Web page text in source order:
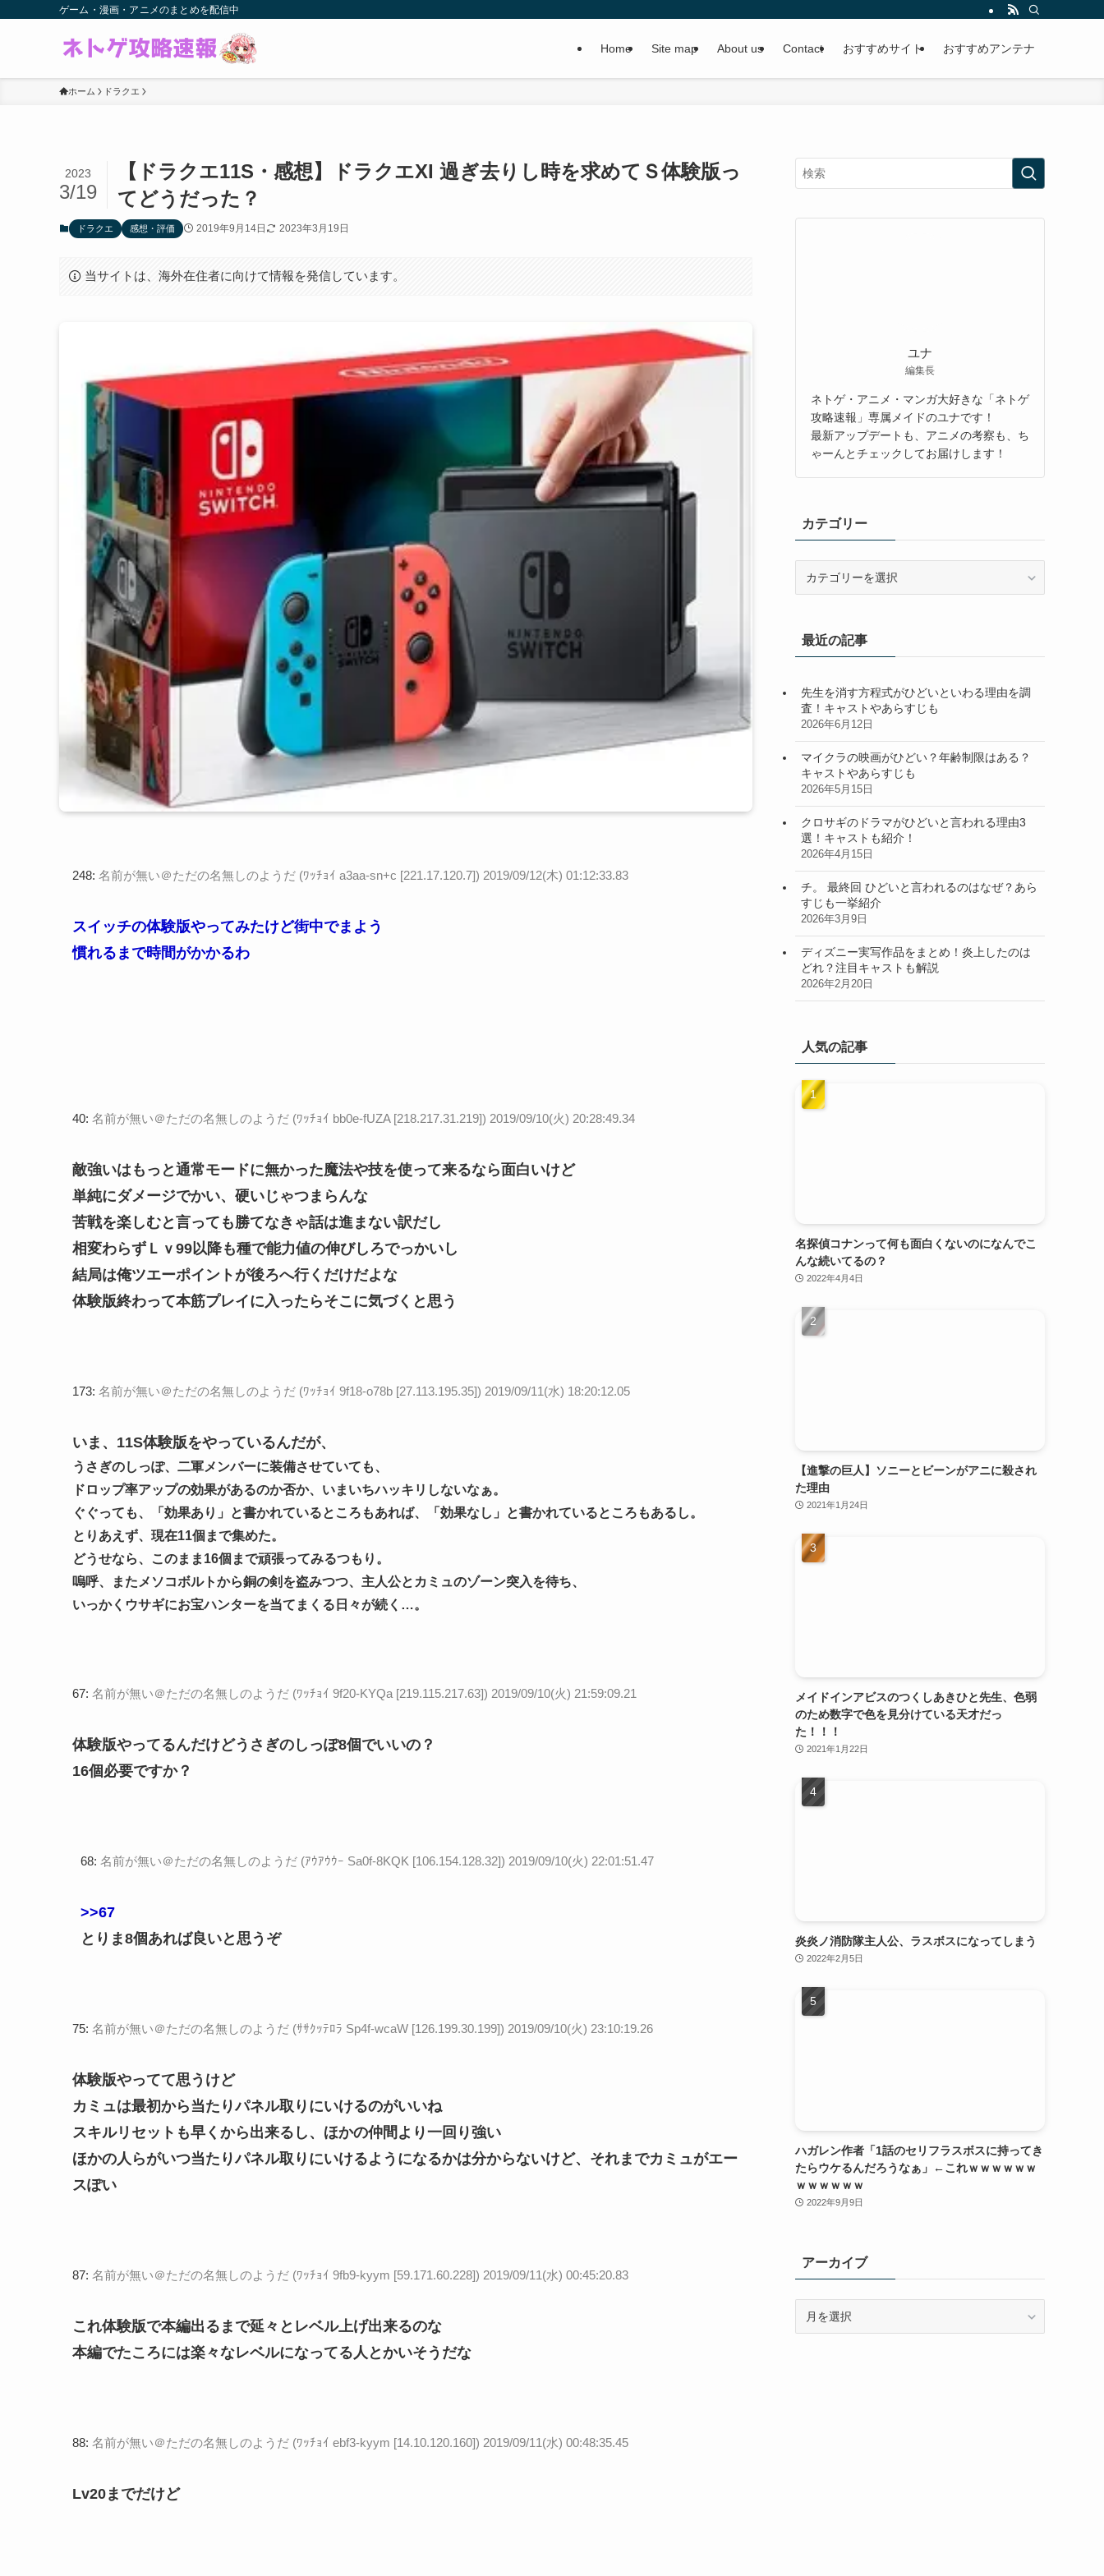
ゲーム・漫画・アニメのまとめを配信中
Home Site map About us Contact おすすめサイト おすすめアンテナ
ホーム ドラクエ
【ドラクエ11S・感想】ドラクエXI 過ぎ去りし時を求めてＳ体験版っ
てどうだった？
2023
3/19
ドラクエ 感想・評価 2019年9月14日 2023年3月19日
当サイトは、海外在住者に向けて情報を発信しています。
248: 名前が無い＠ただの名無しのようだ (ﾜｯﾁｮｲ a3aa-sn+c [221.17.120.7]) 2019/09/12(木) 01:12:33.83
スイッチの体験版やってみたけど街中でまよう
慣れるまで時間がかかるわ
40: 名前が無い＠ただの名無しのようだ (ﾜｯﾁｮｲ bb0e-fUZA [218.217.31.219]) 2019/09/10(火) 20:28:49.34
敵強いはもっと通常モードに無かった魔法や技を使って来るなら面白いけど
単純にダメージでかい、硬いじゃつまらんな
苦戦を楽しむと言っても勝てなきゃ話は進まない訳だし
相変わらずＬｖ99以降も種で能力値の伸びしろでっかいし
結局は俺ツエーポイントが後ろへ行くだけだよな
体験版終わって本筋プレイに入ったらそこに気づくと思う
173: 名前が無い＠ただの名無しのようだ (ﾜｯﾁｮｲ 9f18-o78b [27.113.195.35]) 2019/09/11(水) 18:20:12.05
いま、11S体験版をやっているんだが、
うさぎのしっぽ、二軍メンバーに装備させていても、
ドロップ率アップの効果があるのか否か、いまいちハッキリしないなぁ。
ぐぐっても、「効果あり」と書かれているところもあれば、「効果なし」と書かれているところもあるし。
とりあえず、現在11個まで集めた。
どうせなら、このまま16個まで頑張ってみるつもり。
嗚呼、またメソコボルトから銅の剣を盗みつつ、主人公とカミュのゾーン突入を待ち、
いっかくウサギにお宝ハンターを当てまくる日々が続く…。
67: 名前が無い＠ただの名無しのようだ (ﾜｯﾁｮｲ 9f20-KYQa [219.115.217.63]) 2019/09/10(火) 21:59:09.21
体験版やってるんだけどうさぎのしっぽ8個でいいの？
16個必要ですか？
68: 名前が無い＠ただの名無しのようだ (ｱｳｱｳｳｰ Sa0f-8KQK [106.154.128.32]) 2019/09/10(火) 22:01:51.47
>>67
とりま8個あれば良いと思うぞ
75: 名前が無い＠ただの名無しのようだ (ｻｻｸｯﾃﾛﾗ Sp4f-wcaW [126.199.30.199]) 2019/09/10(火) 23:10:19.26
体験版やってて思うけど
カミュは最初から当たりパネル取りにいけるのがいいね
スキルリセットも早くから出来るし、ほかの仲間より一回り強い
ほかの人らがいつ当たりパネル取りにいけるようになるかは分からないけど、それまでカミュがエー
スぽい
87: 名前が無い＠ただの名無しのようだ (ﾜｯﾁｮｲ 9fb9-kyym [59.171.60.228]) 2019/09/11(水) 00:45:20.83
これ体験版で本編出るまで延々とレベル上げ出来るのな
本編でたころには楽々なレベルになってる人とかいそうだな
88: 名前が無い＠ただの名無しのようだ (ﾜｯﾁｮｲ ebf3-kyym [14.10.120.160]) 2019/09/11(水) 00:48:35.45
Lv20までだけど
ユナ
編集長
ネトゲ・アニメ・マンガ大好きな「ネトゲ
攻略速報」専属メイドのユナです！
最新アップデートも、アニメの考察も、ち
ゃーんとチェックしてお届けします！
カテゴリー
ー最近の記事
先生を消す方程式がひどいといわる理由を調
査！キャストやあらすじも
2026年6月12日
マイクラの映画がひどい？年齢制限はある？
キャストやあらすじも
2026年5月15日
クロサギのドラマがひどいと言われる理由3
選！キャストも紹介！
2026年4月15日
チ。 最終回 ひどいと言われるのはなぜ？あら
すじも一挙紹介
2026年3月9日
ディズニー実写作品をまとめ！炎上したのは
どれ？注目キャストも解説
2026年2月20日
人気の記事
名探偵コナンって何も面白くないのになんでこ
んな続いてるの？
2022年4月4日
【進撃の巨人】ソニーとビーンがアニに殺され
た理由
2021年1月24日
メイドインアビスのつくしあきひと先生、色弱
のため数字で色を見分けている天才だっ
た！！！
2021年1月22日
炎炎ノ消防隊主人公、ラスボスになってしまう
2022年2月5日
ハガレン作者「1話のセリフラスボスに持ってき
たらウケるんだろうなぁ」←これｗｗｗｗｗｗ
ｗｗｗｗｗｗ
2022年9月9日
アーカイブ